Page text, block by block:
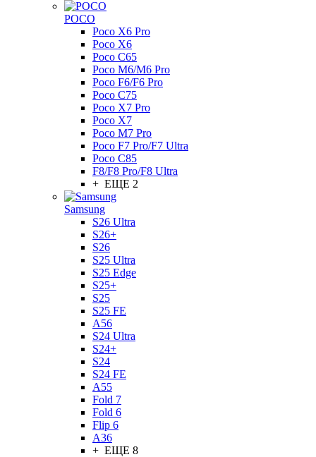
POCO
Poco X6 Pro
Poco X6
Poco C65
Poco M6/M6 Pro
Poco F6/F6 Pro
Poco C75
Poco X7 Pro
Poco X7
Poco M7 Pro
Poco F7 Pro/F7 Ultra
Poco C85
F8/F8 Pro/F8 Ultra
+ ЕЩЕ 2
Samsung
S26 Ultra
S26+
S26
S25 Ultra
S25 Edge
S25+
S25
S25 FE
A56
S24 Ultra
S24+
S24
S24 FE
A55
Fold 7
Fold 6
Flip 6
A36
+ ЕЩЕ 8